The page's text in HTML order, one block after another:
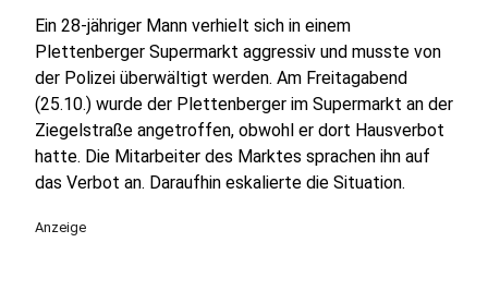
Ein 28-jähriger Mann verhielt sich in einem
Plettenberger Supermarkt aggressiv und musste von
der Polizei überwältigt werden. Am Freitagabend
(25.10.) wurde der Plettenberger im Supermarkt an der
Ziegelstraße angetroffen, obwohl er dort Hausverbot
hatte. Die Mitarbeiter des Marktes sprachen ihn auf
das Verbot an. Daraufhin eskalierte die Situation.
Anzeige